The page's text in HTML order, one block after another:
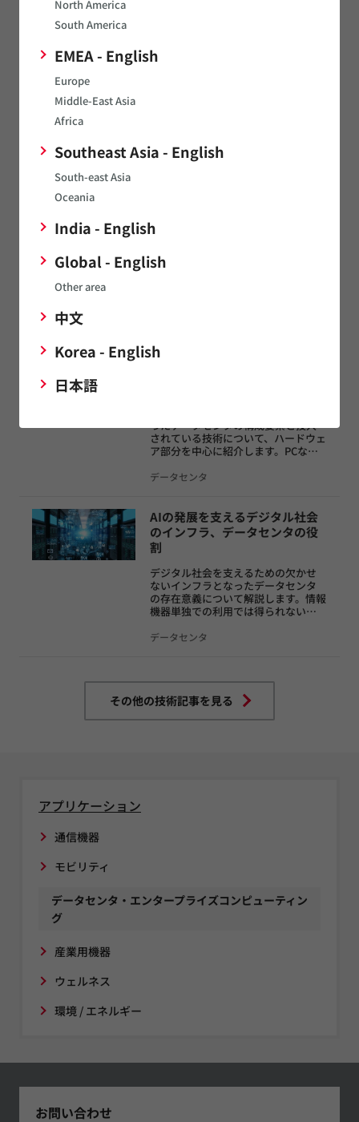
North America
South America
EMEA - English
Europe
Middle-East Asia
Africa
Southeast Asia - English
South-east Asia
Oceania
India - English
Global - English
Other area
中文
Korea - English
日本語
必須に、持続可能なデータセン
タの実現技術
果的な発熱対策抜きでは実現できな
くなりつつあります。この記事では、
データセンタ
ンタの姿
データセンタは、年々、より広範な
用途で活用されつつあります。そし
してきています。この記事では、情報
処理の頭脳であるプロセッサにフォ
半導体・ネットワーク・冷却な
ったデータセンタの構成要素と投入
されている技術について、ハードウェ
ア部分を中心に紹介します。PCなど
想の違いを明確にし、不特定多数の
ための信頼性を担保する技術につい
て解説します。
データセンタ
AIの発展を支えるデジタル社会
のインフラ、データセンタの役
割
デジタル社会を支えるための欠かせ
ないインフラとなったデータセンタ
の存在意義について解説します。情報
機器単独での利用では得られないメ
推し進める社会を支える役割につい
データセンタ
その他の技術記事を見る
アプリケーション
通信機器
モビリティ
データセンタ・エンタープライズコンピューティン
グ
産業用機器
ウェルネス
環境 / エネルギー
お問い合わせ